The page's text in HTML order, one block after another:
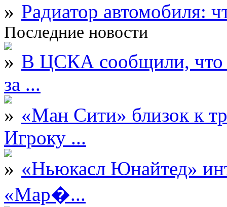
Радиатор автомобиля:
Последние новости
В ЦСКА сообщили, что
за ...
«Ман Сити» близок к
Игроку ...
«Ньюкасл Юнайтед»
«Мар�...